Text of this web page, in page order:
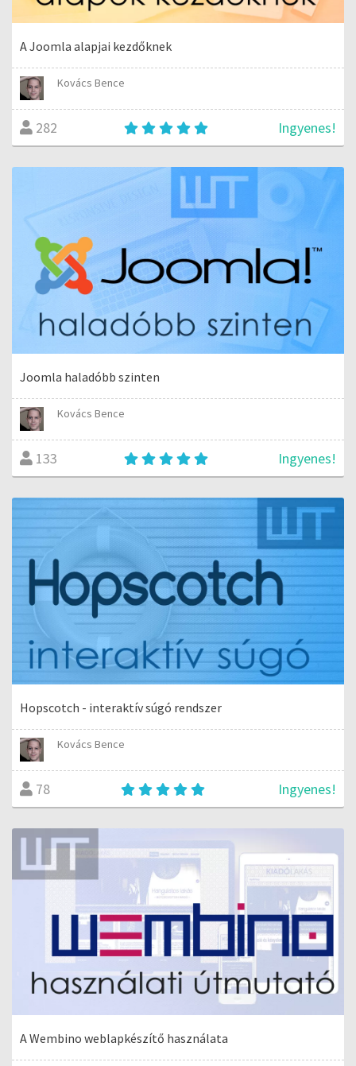
A Joomla alapjai kezdőknek
Kovács Bence
282 Ingyenes!
Joomla haladóbb szinten
Kovács Bence
133 Ingyenes!
Hopscotch - interaktív súgó rendszer
Kovács Bence
78 Ingyenes!
A Wembino weblapkészítő használata